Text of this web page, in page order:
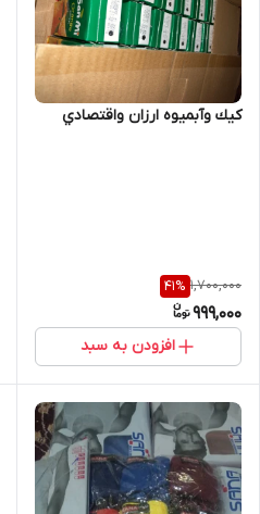
كيك وآبميوه ارزان واقتصادي
1,700,000
41%
999,000
افزودن به سبد